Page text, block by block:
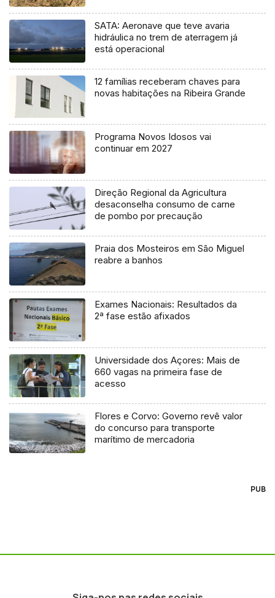
SATA: Aeronave que teve avaria
hidráulica no trem de aterragem já
está operacional
12 famílias receberam chaves para
novas habitações na Ribeira Grande
Programa Novos Idosos vai
continuar em 2027
Direção Regional da Agricultura
desaconselha consumo de carne
de pombo por precaução
Praia dos Mosteiros em São Miguel
reabre a banhos
Exames Nacionais: Resultados da
2ª fase estão afixados
Universidade dos Açores: Mais de
660 vagas na primeira fase de
acesso
Flores e Corvo: Governo revê valor
do concurso para transporte
marítimo de mercadoria
PUB